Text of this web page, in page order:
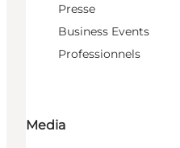
Presse
Business Events
Professionnels
Media